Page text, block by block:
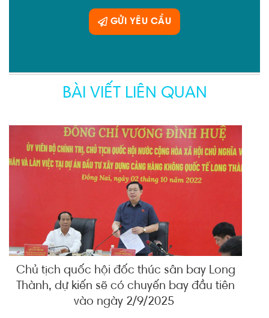
GỬI YÊU CẦU
BÀI VIẾT LIÊN QUAN
Chủ tịch quốc hội đốc thúc sân bay Long
Thành, dự kiến sẽ có chuyến bay đầu tiên
vào ngày 2/9/2025